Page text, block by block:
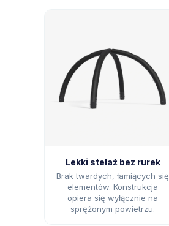
Lekki stelaż bez rurek
Brak twardych, łamiących się
elementów. Konstrukcja
opiera się wyłącznie na
sprężonym powietrzu.